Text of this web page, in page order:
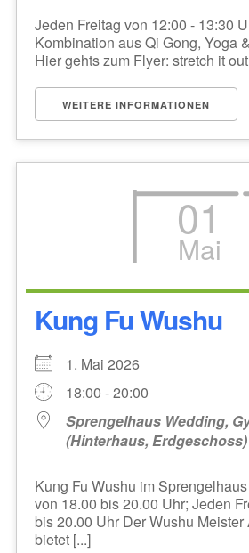
Jeden Freitag von 12:00 - 13:30
Kombination aus Qi Gong, Yoga
Hier gehts zum Flyer: stretch it out
WEITERE INFORMATIONEN
01
Mai
Kung Fu Wushu
1. Mai 2026
18:00 - 20:00
Sprengelhaus Wedding,
(Hinterhaus, Erdgeschoss)
Kung Fu Wushu im
von 18.00 bis 20.00 Uhr; Jeden
bis 20.00 Uhr Der Wushu Meister
bietet [...]